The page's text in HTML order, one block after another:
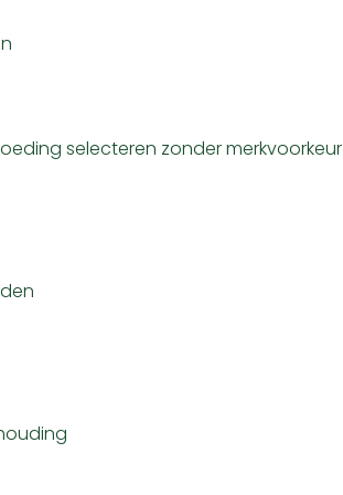
selecteren zonder merkvoorkeur